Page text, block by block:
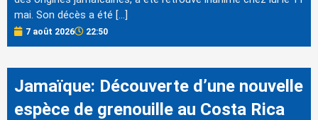
mai. Son décès a été […]
7 août 2026 22:50
Jamaïque: Découverte d’une nouvelle
espèce de grenouille au Costa Rica